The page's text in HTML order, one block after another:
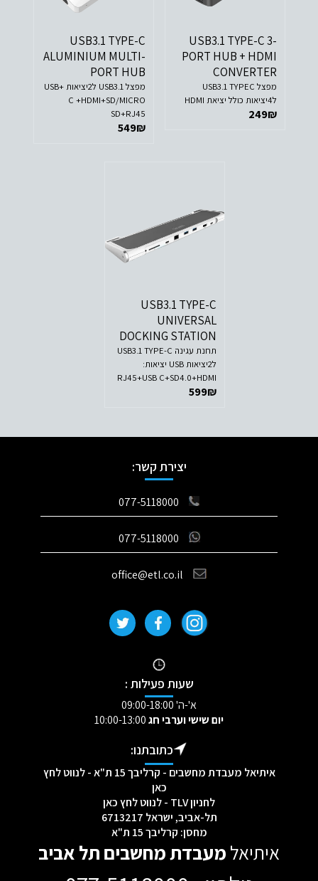
USB3.1 TYPE-C 3-
PORT HUB + HDMI
CONVERTER
מפצל USB3.1 TYPEC
ל4יציאות כולל יציאת HDMI
249₪
USB3.1 TYPE-C
ALUMINIUM MULTI-
PORT HUB
מפצל USB3.1 ל2יציאות +USB
C +HDMI+SD/MICRO
SD+RJ45
549₪
USB3.1 TYPE-C
UNIVERSAL
DOCKING STATION
תחנת עגינה USB3.1 TYPE-C
ל2יציאות USB יציאות:
RJ45+USB C+SD4.0+HDMI
599₪
יצירת קשר:
077-5118000
077-5118000
office@etl.co.il
שעות פעילות :
א'-ה' 09:00-18:00
יום שישי וערבי חג
כתובתנו:
איתיאל מעבדת מחשבים - קרליבך 15 ת"א - לנווט לחץ
כאן
לחניון TLV - לנווט לחץ כאן
תל-אביב, ישראל 6713217
מחסן: קרליבך 15 ת"א
איתיאלמעבדת מחשבים תל אביב